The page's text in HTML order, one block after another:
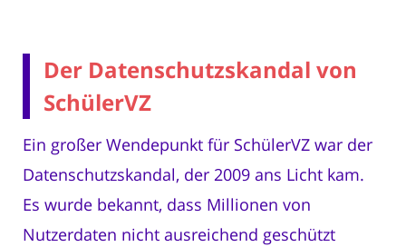
Der Datenschutzskandal von
SchülerVZ
Ein großer Wendepunkt für SchülerVZ war der
Datenschutzskandal, der 2009 ans Licht kam.
Es wurde bekannt, dass Millionen von
Nutzerdaten nicht ausreichend geschützt